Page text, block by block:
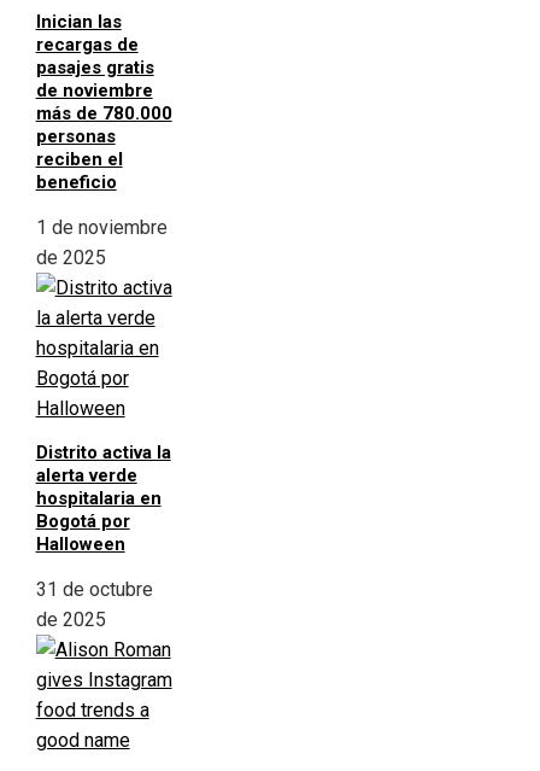
Inician las
recargas de
pasajes gratis
de noviembre
más de 780.000
personas
reciben el
beneficio
1 de noviembre
de 2025
Distrito activa la
alerta verde
hospitalaria en
Bogotá por
Halloween
31 de octubre
de 2025